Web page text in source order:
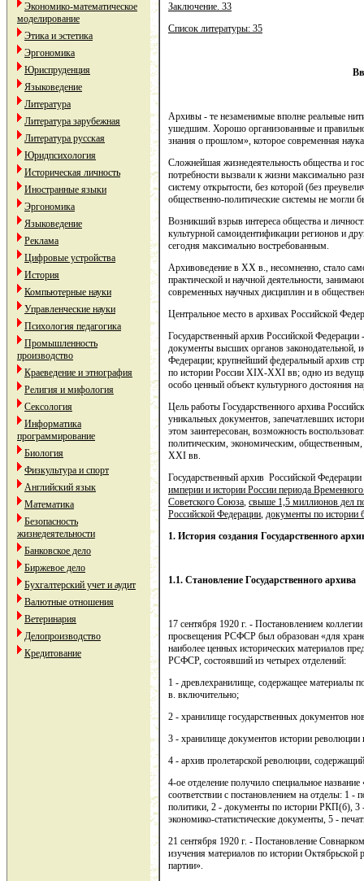
Экономико-математическое
моделирование
Этика и эстетика
Эргономика
Юриспруденция
Языковедение
Литература
Литература зарубежная
Литература русская
Юридпсихология
Историческая личность
Иностранные языки
Эргономика
Языковедение
Реклама
Цифровые устройства
История
Компьютерные науки
Управленческие науки
Психология педагогика
Промышленность
производство
Краеведение и этнография
Религия и мифология
Сексология
Информатика
программирование
Биология
Физкультура и спорт
Английский язык
Математика
Безопасность
жизнедеятельности
Банковское дело
Биржевое дело
Бухгалтерский учет и аудит
Валютные отношения
Ветеринария
Делопроизводство
Кредитование
Заключение. 33
Список литературы: 35
Архивы - те незаменимые вполне реальные
ушедшим. Хорошо организованные и
знания о прошлом», которое современная
Сложнейшая жизнедеятельность общества и
потребности вызвали к жизни максимально
систему открытости, без которой (без
общественно-политические системы не могли
Возникший взрыв интереса общества и
культурной самоидентификации регионов и
сегодня максимально востребованным.
Архивоведение в XX в., несомненно, стало
практической и научной деятельности,
современных научных дисциплин и в
Центральное место в архивах Российской
Государственный архив Российской
документы высших органов законодательной,
Федерации; крупнейший федеральный архив
по истории России XIX-XXI вв; одно из
особо ценный объект культурного достояния
Цель работы Государственного архива
уникальных документов, запечатлевших
этом заинтересован, возможность
политическим, экономическим,
XXI вв.
Государственный архив Российской
империи и истории России периода Временного
Советского Союза, свыше 1,5 миллионов дел
Российской Федерации, документы по истории
1. История создания Государственного
1.1. Становление Государственного архива
17 сентября 1920 г. - Постановлением
просвещения РСФСР был образован «для
наиболее ценных исторических материалов
РСФСР, состоявший из четырех отделений:
1 - древлехранилище, содержащее материалы
в. включительно;
2 - хранилище государственных документов
3 - хранилище документов истории
4 - архив пролетарской революции,
4-ое отделение получило специальное
соответствии с постановлением на отделы: 1 -
политики, 2 - документы по истории РКП(б), 3
экономико-статистические документы, 5 -
21 сентября 1920 г. - Постановление
изучения материалов по истории
партии».